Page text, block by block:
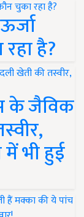
है?
के जैविक
भी हुई